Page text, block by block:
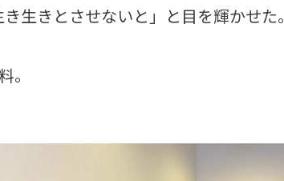
生きとさせないと」と目を輝かせた。
。